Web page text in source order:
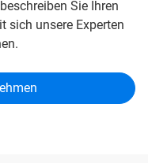
Sie Ihren
sich unsere Experten